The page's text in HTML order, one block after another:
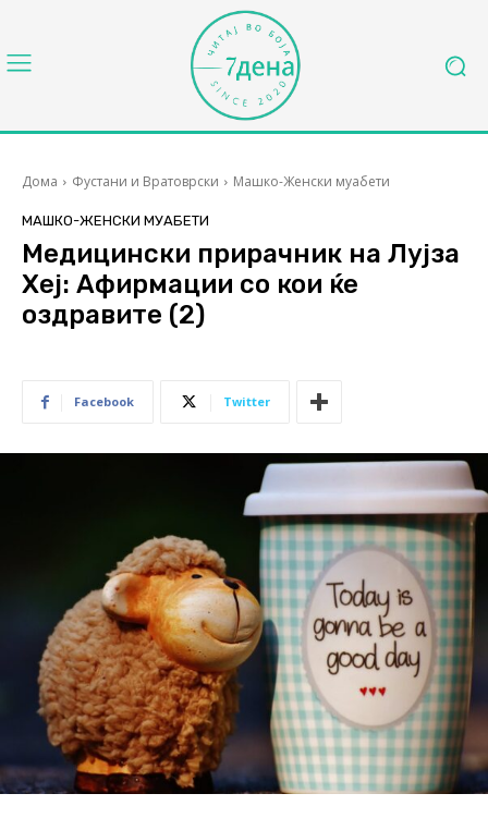
Дома Фустани и Вратоврски Машко-Женски муабети
МАШКО-ЖЕНСКИ МУАБЕТИ
Медицински прирачник на Лујза
Хеј: Афирмации со кои ќе
оздравите (2)
Facebook Twitter